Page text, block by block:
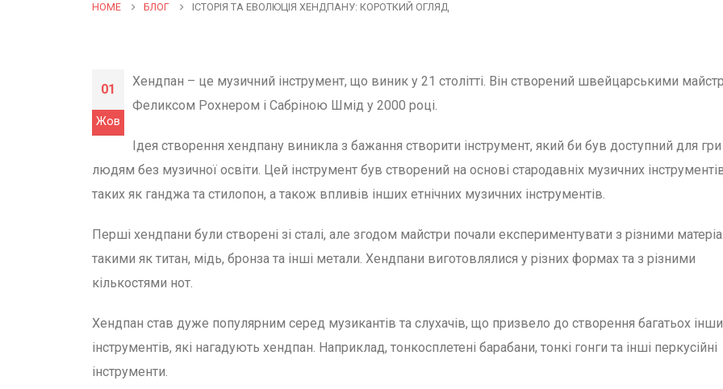
HOME БЛОГ ІСТОРІЯ ТА ЕВОЛЮЦІЯ ХЕНДПАНУ: КОРОТКИЙ ОГЛЯД
01
Жов
Хендпан – це музичний інструмент, що виник у 21 столітті. Він створений швейцарськими
Феликсом Рохнером і Сабріною Шмід у 2000 році.
Ідея створення хендпану виникла з бажання створити інструмент, який би був доступний для гри
людям без музичної освіти. Цей інструмент був створений на основі стародавніх музичних
таких як ганджа та стилопон, а також впливів інших етнічних музичних інструментів.
Перші хендпани були створені зі сталі, але згодом майстри почали експериментувати з різними
такими як титан, мідь, бронза та інші метали. Хендпани виготовлялися у різних формах та з різними
кількостями нот.
Хендпан став дуже популярним серед музикантів та слухачів, що призвело до створення багатьох
інструментів, які нагадують хендпан. Наприклад, тонкосплетені барабани, тонкі гонги та інші перкусійні
інструменти.